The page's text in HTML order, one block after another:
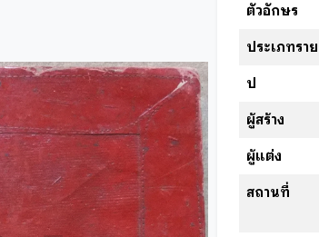
ตัวอักษร
ประเภทรา
ปี
ผู้สร้าง
ผู้แต่ง
สถานที่